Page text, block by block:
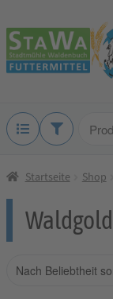
Zur
Navigation
springen
Zum
Inhalt
springen
Startseite Shop